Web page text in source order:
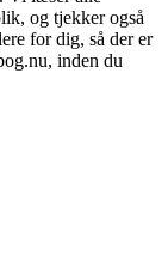
og tjekker også
for dig, så der er
inden du